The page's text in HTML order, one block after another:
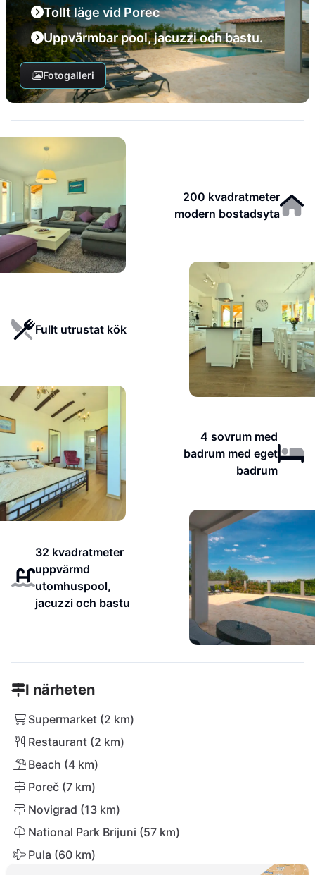
Tollt läge vid Porec
Uppvärmbar pool, jacuzzi och bastu.
Fotogalleri
200 kvadratmeter
modern bostadsyta
Fullt utrustat kök
4 sovrum med
badrum med eget
badrum
32 kvadratmeter
uppvärmd
utomhuspool,
jacuzzi och bastu
I närheten
Supermarket (2 km)
Restaurant (2 km)
Beach (4 km)
Poreč (7 km)
Novigrad (13 km)
National Park Brijuni (57 km)
Pula (60 km)